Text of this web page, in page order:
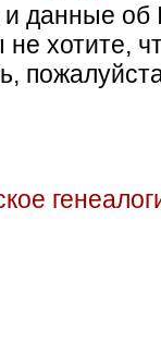
данные об
хотите,